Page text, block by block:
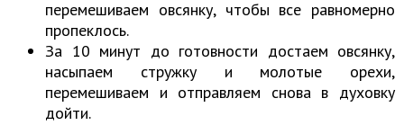
перемешиваем овсянку, чтобы все равномерно
пропеклось.
За 10 минут до готовности достаем овсянку,
насыпаем стружку и молотые орехи,
перемешиваем и отправляем снова в духовку
дойти.